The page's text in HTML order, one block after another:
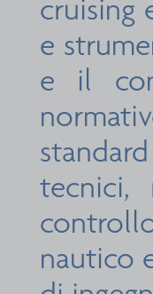
cruising
e
e il
tecnici,
nautico